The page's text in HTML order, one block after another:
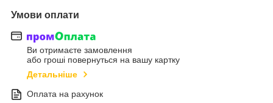
Умови оплати
Ви отримаєте замовлення
або гроші повернуться на вашу картку
Детальніше
Оплата на рахунок